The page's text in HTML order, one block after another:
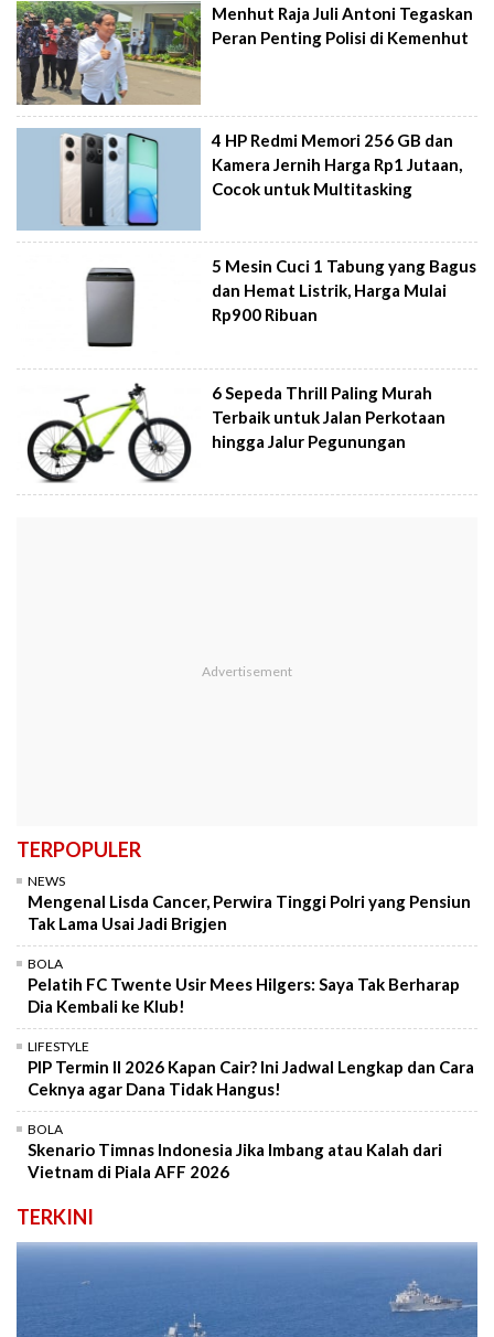
Menhut Raja Juli Antoni Tegaskan
Peran Penting Polisi di Kemenhut
4 HP Redmi Memori 256 GB dan
Kamera Jernih Harga Rp1 Jutaan,
Cocok untuk Multitasking
5 Mesin Cuci 1 Tabung yang Bagus
dan Hemat Listrik, Harga Mulai
Rp900 Ribuan
6 Sepeda Thrill Paling Murah
Terbaik untuk Jalan Perkotaan
hingga Jalur Pegunungan
TERPOPULER
NEWS
Mengenal Lisda Cancer, Perwira Tinggi Polri yang Pensiun
Tak Lama Usai Jadi Brigjen
BOLA
Pelatih FC Twente Usir Mees Hilgers: Saya Tak Berharap
Dia Kembali ke Klub!
LIFESTYLE
PIP Termin II 2026 Kapan Cair? Ini Jadwal Lengkap dan Cara
Ceknya agar Dana Tidak Hangus!
BOLA
Skenario Timnas Indonesia Jika Imbang atau Kalah dari
Vietnam di Piala AFF 2026
TERKINI